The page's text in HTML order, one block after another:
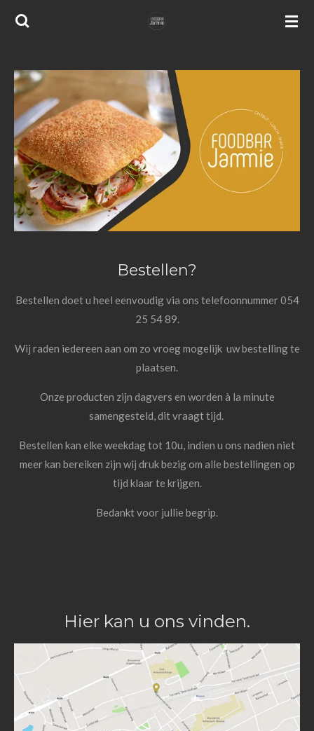
Ga
de
hoofdinhoud
Bestellen?
Bestellen doet u heel eenvoudig via ons telefoonnummer 054
25 54 89.
Wij raden iedereen aan om zo vroeg mogelijk uw bestelling te
plaatsen.
Onze producten zijn dagvers en worden à la minute
samengesteld, dit vraagt tijd.
Bestellen kan elke weekdag tot 10u, indien u ons nadien niet
meer kan bereiken zijn wij druk bezig om alle bestellingen op
tijd klaar te krijgen.
Bedankt voor jullie begrip.
Hier kan u ons vinden.